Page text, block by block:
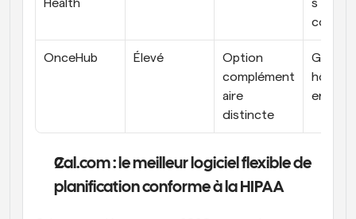
Health
s et
OnceHub Élevé
Option
complément
aire
distincte
Grands
Cal.com : le meilleur logiciel flexible de
planification conforme à la HIPAA